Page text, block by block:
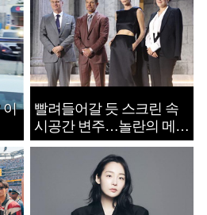
이
빨려들어갈 듯 스크린 속
시공간 변주…놀란의 메시
지는 ‘전쟁 속죄’